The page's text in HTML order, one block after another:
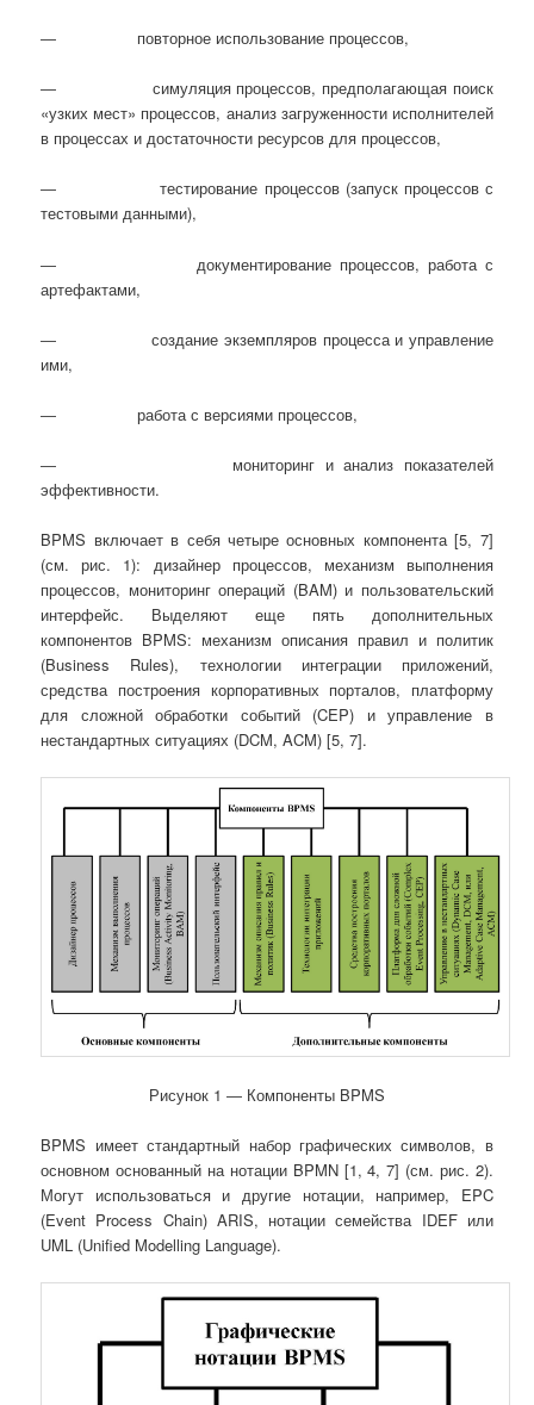
― повторное использование процессов,
― симуляция процессов, предполагающая поиск
«узких мест» процессов, анализ загруженности исполнителей
в процессах и достаточности ресурсов для процессов,
― тестирование процессов (запуск процессов с
тестовыми данными),
― документирование процессов, работа с
артефактами,
― создание экземпляров процесса и управление
ими,
― работа с версиями процессов,
― мониторинг и анализ показателей
эффективности.
BPMS включает в себя четыре основных компонента [5, 7]
(см. рис. 1): дизайнер процессов, механизм выполнения
процессов, мониторинг операций (BAM) и пользовательский
интерфейс. Выделяют еще пять дополнительных
компонентов BPMS: механизм описания правил и политик
(Business Rules), технологии интеграции приложений,
средства построения корпоративных порталов, платформу
для сложной обработки событий (CEP) и управление в
нестандартных ситуациях (DCM, ACM) [5, 7].
Рисунок 1 ― Компоненты BPMS
BPMS имеет стандартный набор графических символов, в
основном основанный на нотации BPMN [1, 4, 7] (см. рис. 2).
Могут использоваться и другие нотации, например, EPC
(Event Process Chain) ARIS, нотации семейства IDEF или
UML (Unified Modelling Language).